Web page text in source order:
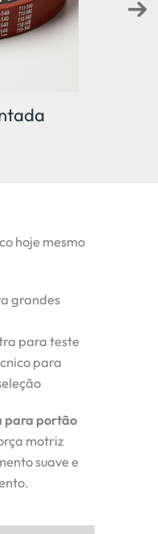
hoje mesmo
grandes
para teste
para
para portão
motriz
suave e